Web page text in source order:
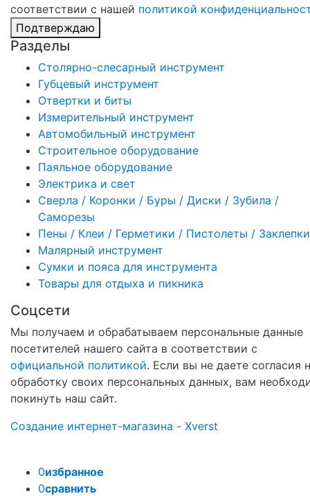
соответствии с нашей политикой
Подтверждаю
Разделы
Столярно-слесарный инструмент
Губцевый инструмент
Отвертки и биты
Измерительный инструмент
Автомобильный инструмент
Строительное оборудование
Паяльное оборудование
Электрика и свет
Сверла / Коронки / Буры / Диски / Зубила /
Саморезы
Пены / Клеи / Герметики / Пистолеты / Заклепки
Малярный инструмент
Сумки и пояса для инструмента
Товары для отдыха и пикника
Соцсети
Мы получаем и обрабатываем персональные данные
посетителей нашего сайта в соответствии с
официальной политикой. Если вы не даете согласия
обработку своих персональных данных, вам
покинуть наш сайт.
Создание интернет-магазина - Xverst
0избранное
0сравнить